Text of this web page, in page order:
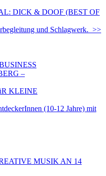
DICK & DOOF (BEST OF
und Schlagwerk. >>
–
KLEINE
(10-12 Jahre) mit
MUSIK AN 14